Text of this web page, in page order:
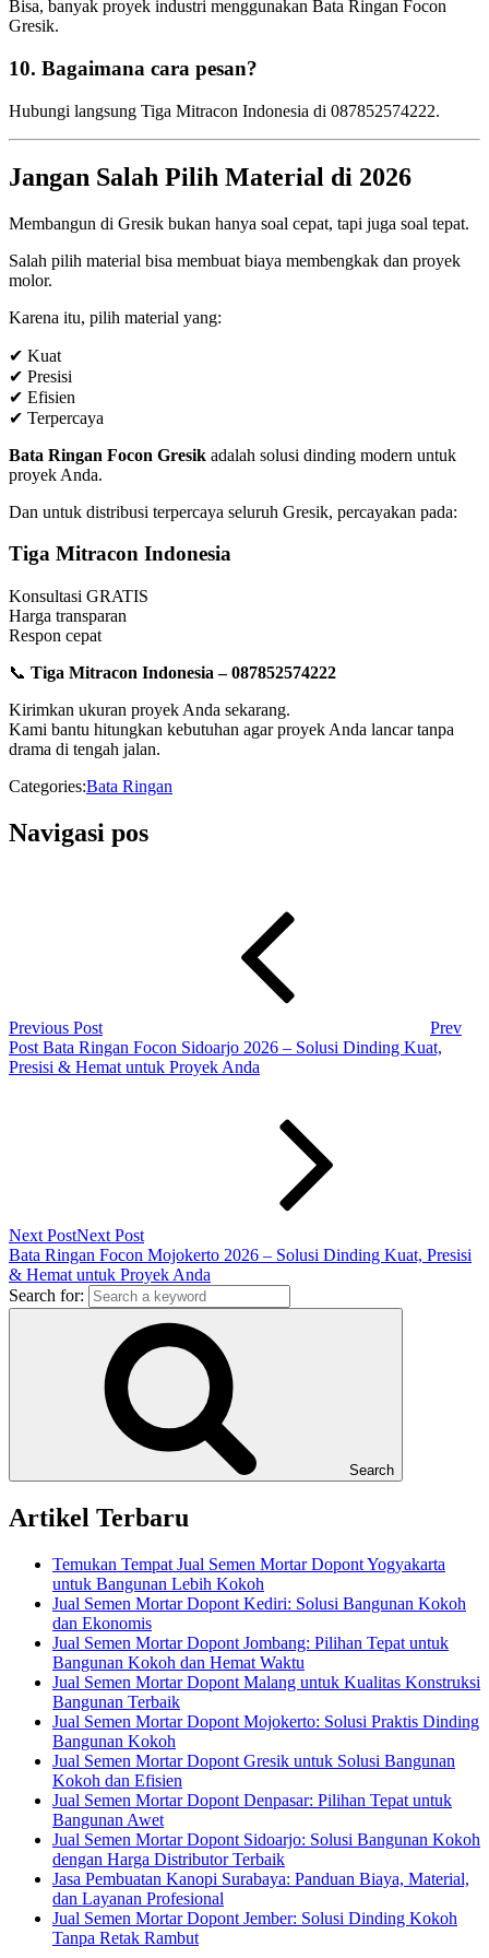
Bisa, banyak proyek industri menggunakan Bata Ringan Focon
Gresik.
10. Bagaimana cara pesan?
Hubungi langsung Tiga Mitracon Indonesia di 087852574222.
Jangan Salah Pilih Material di 2026
Membangun di Gresik bukan hanya soal cepat, tapi juga soal tepat.
Salah pilih material bisa membuat biaya membengkak dan proyek
molor.
Karena itu, pilih material yang:
✔ Kuat
✔ Presisi
✔ Efisien
✔ Terpercaya
Bata Ringan Focon Gresik adalah solusi dinding modern untuk
proyek Anda.
Dan untuk distribusi terpercaya seluruh Gresik, percayakan pada:
Tiga Mitracon Indonesia
Konsultasi GRATIS
Harga transparan
Respon cepat
📞 Tiga Mitracon Indonesia – 087852574222
Kirimkan ukuran proyek Anda sekarang.
Kami bantu hitungkan kebutuhan agar proyek Anda lancar tanpa
drama di tengah jalan.
Categories:Bata Ringan
Navigasi pos
Previous Post
Prev
Post Bata Ringan Focon Sidoarjo 2026 – Solusi Dinding Kuat,
Presisi & Hemat untuk Proyek Anda
Next PostNext Post
Bata Ringan Focon Mojokerto 2026 – Solusi Dinding Kuat, Presisi
& Hemat untuk Proyek Anda
Search for:
Search
Artikel Terbaru
Temukan Tempat Jual Semen Mortar Dopont Yogyakarta
untuk Bangunan Lebih Kokoh
Jual Semen Mortar Dopont Kediri: Solusi Bangunan Kokoh
dan Ekonomis
Jual Semen Mortar Dopont Jombang: Pilihan Tepat untuk
Bangunan Kokoh dan Hemat Waktu
Jual Semen Mortar Dopont Malang untuk Kualitas Konstruksi
Bangunan Terbaik
Jual Semen Mortar Dopont Mojokerto: Solusi Praktis Dinding
Bangunan Kokoh
Jual Semen Mortar Dopont Gresik untuk Solusi Bangunan
Kokoh dan Efisien
Jual Semen Mortar Dopont Denpasar: Pilihan Tepat untuk
Bangunan Awet
Jual Semen Mortar Dopont Sidoarjo: Solusi Bangunan Kokoh
dengan Harga Distributor Terbaik
Jasa Pembuatan Kanopi Surabaya: Panduan Biaya, Material,
dan Layanan Profesional
Jual Semen Mortar Dopont Jember: Solusi Dinding Kokoh
Tanpa Retak Rambut